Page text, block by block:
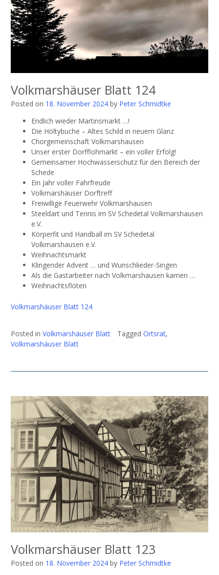
Volkmarshäuser Blatt 124
Posted on 18. November 2024 by Peter Schmidtke
Endlich wieder Martinsmarkt …!
Die Höltybuche – Altes Schild in neuem Glanz
Chorgemeinschaft Volkmarshausen
Unser erster Dorfflohmarkt – ein voller Erfolg!
Gemeinsamer Hochwasserschutz für den Bereich der
Schede
Ein Jahr voller Fahrfreude
Volkmarshäuser Dorftreff
Freiwillige Feuerwehr Volkmarshausen
Steeldart und Tennis im SV Schedetal Volkmarshausen
e.V.
Körperfit und Handball im SV Schedetal
Volkmarshausen e.V.
Weihnachtsmarkt
Klingender Advent … und Wunschlieder-Singen
Als die Gastarbeiter nach Volkmarshausen kamen …
Weihnachtsflöten
Volkmarshäuser Blatt 124
Posted in Volkmarshäuser Blatt Tagged Ortsrat,
Volkmarshäuser Blatt
Volkmarshäuser Blatt 123
Posted on 18. November 2024 by Peter Schmidtke